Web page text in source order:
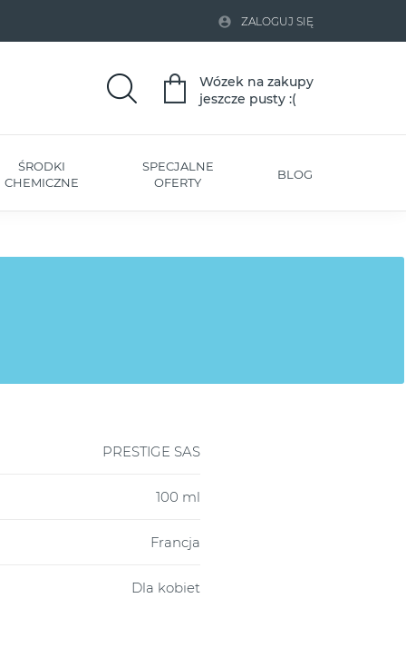
 ZALOGUJ SIĘ
Wózek na zakupy
jeszcze pusty :(
ŚRODKI
CHEMICZNE
SPECJALNE
OFERTY
BLOG
PRESTIGE SAS
100 ml
Francja
Dla kobiet